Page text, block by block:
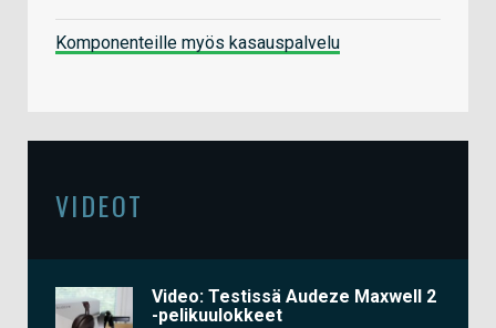
Komponenteille myös kasauspalvelu
VIDEOT
Video: Testissä Audeze Maxwell 2
-pelikuulokkeet